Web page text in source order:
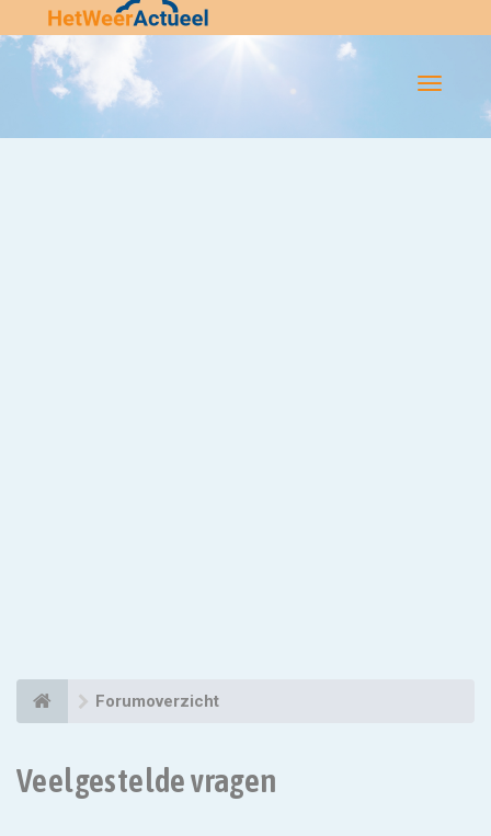
Flip-
Forumoverzicht
Veelgestelde vragen